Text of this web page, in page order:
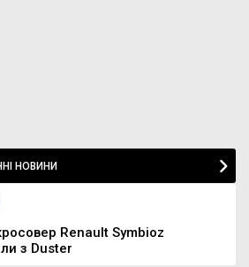
НОВИНИ
Renault Symbioz
з Duster